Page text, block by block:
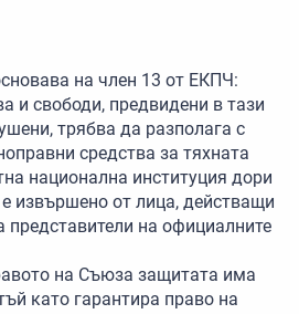
на член 13 от ЕКПЧ:
и свободи, предвидени в тази
трябва да разполага с
средства за тяхната
национална институция дори
извършено от лица, действащи
представители на официалните
на Съюза защитата има
като гарантира право на